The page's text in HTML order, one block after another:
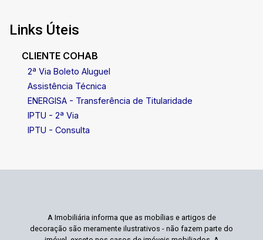
Links Úteis
CLIENTE COHAB
2ª Via Boleto Aluguel
Assistência Técnica
ENERGISA - Transferência de Titularidade
IPTU - 2ª Via
IPTU - Consulta
A Imobiliária informa que as mobílias e artigos de
decoração são meramente ilustrativos - não fazem parte do